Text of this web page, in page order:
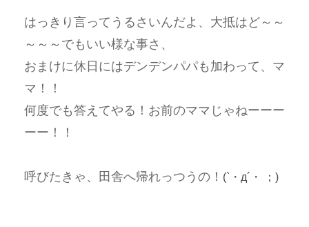
はっきり言ってうるさいんだよ、大抵はど～～
～～～でもいい様な事さ、
おまけに休日にはデンデンパパも加わって、マ
マ！！
何度でも答えてやる！お前のママじゃねーーー
ーー！！
呼びたきゃ、田舎へ帰れっつうの！ (`・д´・ ；)